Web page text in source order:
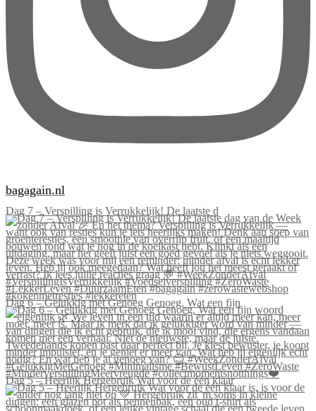
bagagain.nl
Dag 7 – Verspilling is Verrukkelijk! De laatste d
Dag 6 – Gelukkig met Genoeg Genoeg. Wat een fijn
Dag 5 – Heerlijk Hergebruik Wat voor de één klaar